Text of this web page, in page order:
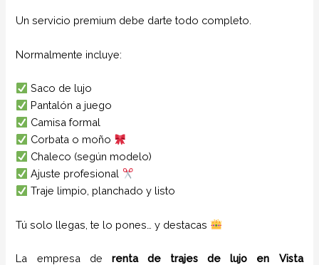
Un servicio premium debe darte todo completo.
Normalmente incluye:
Saco de lujo
Pantalón a juego
Camisa formal
Corbata o moño
Chaleco (según modelo)
Ajuste profesional
Traje limpio, planchado y listo
Tú solo llegas, te lo pones… y destacas
La empresa de renta de trajes de lujo en Vista